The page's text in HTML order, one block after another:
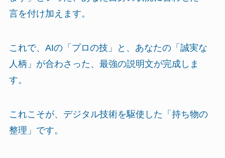
言を付け加えます。
これで、AIの「プロの技」と、あなたの「誠実な
人柄」が合わさった、最強の説明文が完成しま
す。
これこそが、デジタル技術を駆使した「持ち物の
整理」です。